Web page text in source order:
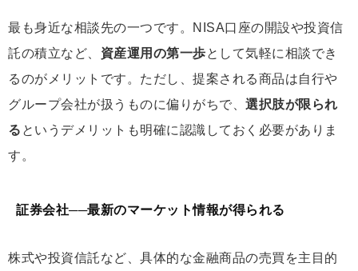
最も身近な相談先の一つです。NISA口座の開設や投資信
託の積立など、 資産運用の第一歩として気軽に相談でき
るのがメリットです。ただし、提案される商品は自行や
グループ会社が扱うものに偏りがちで、 選択肢が限られ
る というデメリットも明確に認識しておく必要がありま
す。
証券会社──最新のマーケット情報が得られる
株式や投資信託など、具体的な金融商品の売買を主目的